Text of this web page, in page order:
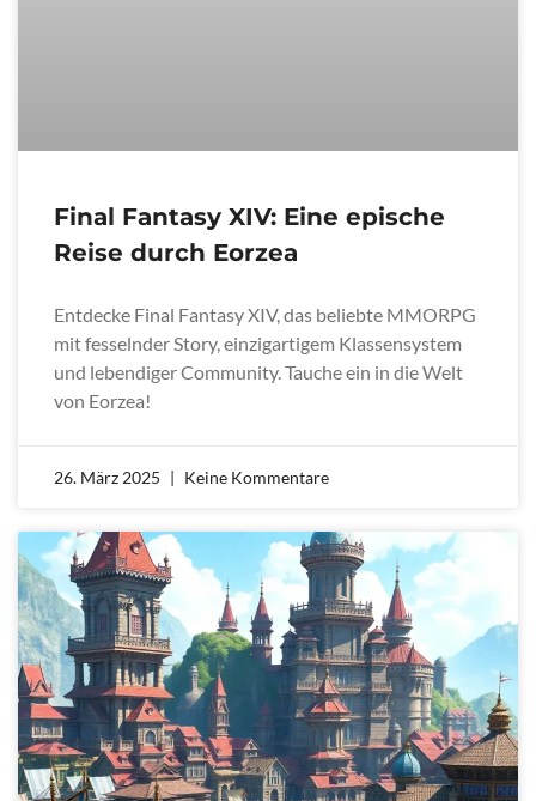
Final Fantasy XIV: Eine epische
Reise durch Eorzea
Entdecke Final Fantasy XIV, das beliebte MMORPG
mit fesselnder Story, einzigartigem Klassensystem
und lebendiger Community. Tauche ein in die Welt
von Eorzea!
26. März 2025 Keine Kommentare